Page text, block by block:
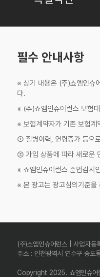
조**
필수 안내사항
※ 상기 내용은 (주)쇼엠인슈
다.
※ (주)쇼엠인슈어런스 보험
※ 보험계약자가 기존 보험
① 질병이력, 연령증가 등으
② 가입 상품에 따라 새로운
※ 쇼엠인슈어런스 준법감
※ 본 광고는 광고심의기준을
(주)쇼엠인슈어런스 | 사업자
주소 : 인천광역시 연수구 송
Copyright 2025. 쇼엠인슈